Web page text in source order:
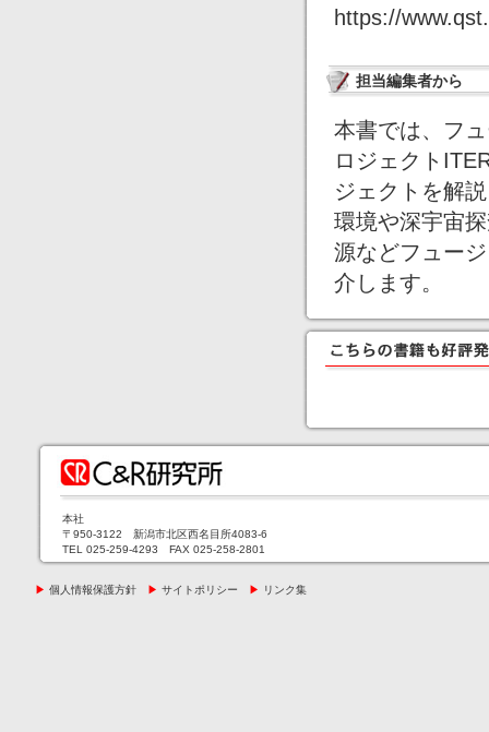
https://
担当編集者から
本書では、フ
ロジェクト
ジェクトを解
環境や深宇宙
源などフュー
介します。
本社
〒950-3122 新潟市北区西名目所4083-6
TEL 025-259-4293 FAX 025-258-2801
▶ 個人情報保護方針 ▶ サイトポリシー ▶ リンク集